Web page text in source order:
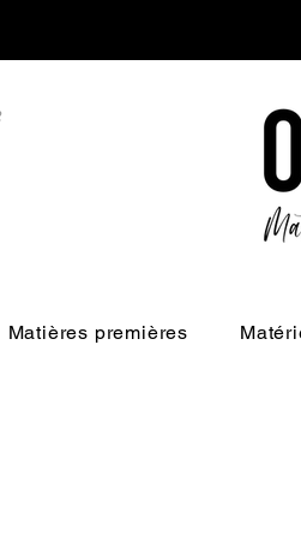
Matières premières